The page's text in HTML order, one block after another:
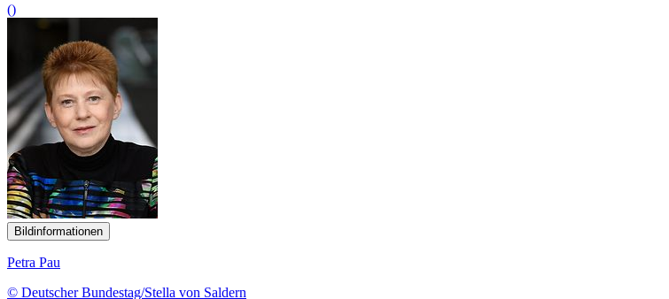
()
Bildinformationen
Petra Pau
© Deutscher Bundestag/Stella von Saldern